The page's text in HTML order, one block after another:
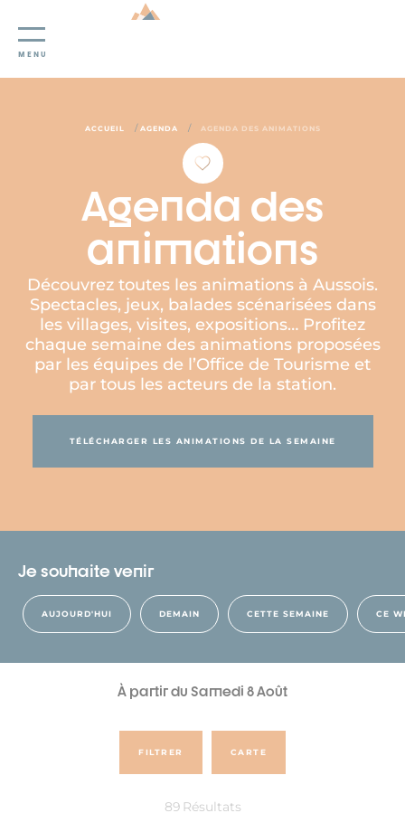
Panneau de gestion des cookies
MENU
ACCUEIL / AGENDA / AGENDA DES ANIMATIONS
Agenda des
animations
Découvrez toutes les animations à Aussois.
Spectacles, jeux, balades scénarisées dans
les villages, visites, expositions… Profitez
chaque semaine des animations proposées
par les équipes de l’Office de Tourisme et
par tous les acteurs de la station.
TÉLÉCHARGER LES ANIMATIONS DE LA SEMAINE
Je souhaite venir
AUJOURD'HUI DEMAIN CETTE SEMAINE CE
À partir du Samedi 8 Août
FILTRER
89 Résultats
CARTE